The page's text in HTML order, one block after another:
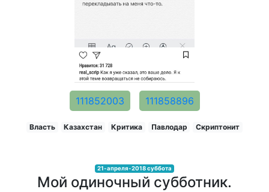
111852003 111858896
Власть Казахстан Критика Павлодар Скриптонит
21-апреля-2018 суббота
Мой одиночный субботник.